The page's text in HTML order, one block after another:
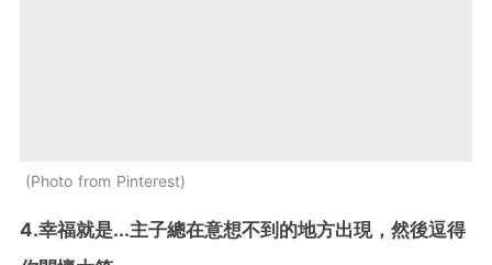
Photo from Pinterest
4.幸福就是...主子總在意想不到的地方出現，然後逗得